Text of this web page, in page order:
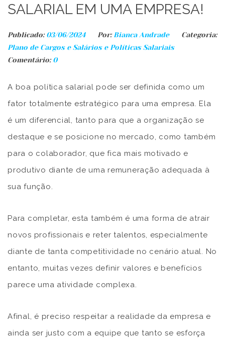
SALARIAL EM UMA EMPRESA!
Publicado: 03/06/2024 Por: Bianca Andrade
Categoria:
Plano de Cargos e Salários e Políticas Salariais
Comentário:0
A boa política salarial pode ser definida como um
fator totalmente estratégico para uma empresa. Ela
é um diferencial, tanto para que a organização se
destaque e se posicione no mercado, como também
para o colaborador, que fica mais motivado e
produtivo diante de uma remuneração adequada à
sua função.
Para completar, esta também é uma forma de atrair
novos profissionais e reter talentos, especialmente
diante de tanta competitividade no cenário atual. No
entanto, muitas vezes definir valores e benefícios
parece uma atividade complexa.
Afinal, é preciso respeitar a realidade da empresa e
ainda ser justo com a equipe que tanto se esforça